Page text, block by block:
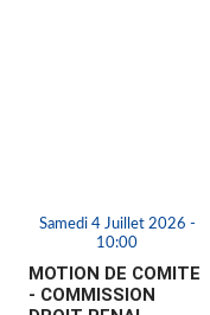
Samedi 4 Juillet 2026 -
10:00
MOTION DE COMITE
- COMMISSION